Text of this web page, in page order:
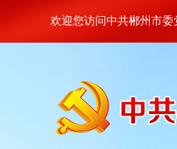
欢迎您访问中共郴州市